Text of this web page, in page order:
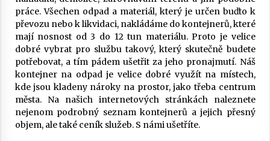
práce. Všechen odpad a materiál, který je určen buďto k
převozu nebo k likvidaci, nakládáme do kontejnerů, které
mají nosnost od 3 do 12 tun materiálu. Proto je velice
dobré vybrat pro službu takový, který skutečně budete
potřebovat, a tím pádem ušetřit za jeho pronajmutí. Náš
kontejner na odpad je velice dobré využít na místech,
kde jsou kladeny nároky na prostor, jako třeba centrum
města. Na našich internetových stránkách naleznete
nejenom podrobný seznam kontejnerů a jejich přesný
objem, ale také ceník služeb. S námi ušetříte.